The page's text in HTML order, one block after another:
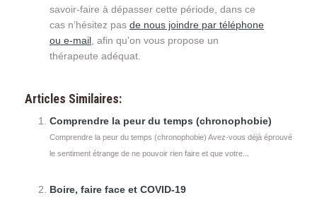
savoir-faire à dépasser cette période, dans ce
cas n’hésitez pas de nous joindre par téléphone
ou e-mail , afin qu’on vous propose un
thérapeute adéquat.
Articles Similaires:
Comprendre la peur du temps (chronophobie)
Comprendre la peur du temps (chronophobie) Avez-vous déjà éprouvé
le sentiment étrange de ne pouvoir rien faire et que votre...
Boire, faire face et COVID-19